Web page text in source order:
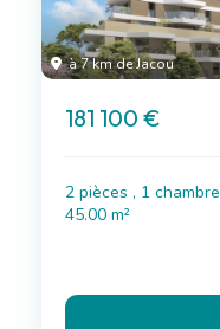
à 7 km de Jacou
181 100 €
2 pièces , 1 chambre
45.00 m²